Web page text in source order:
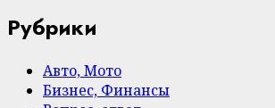
Рубрики
Авто, Мото
Бизнес, Финансы